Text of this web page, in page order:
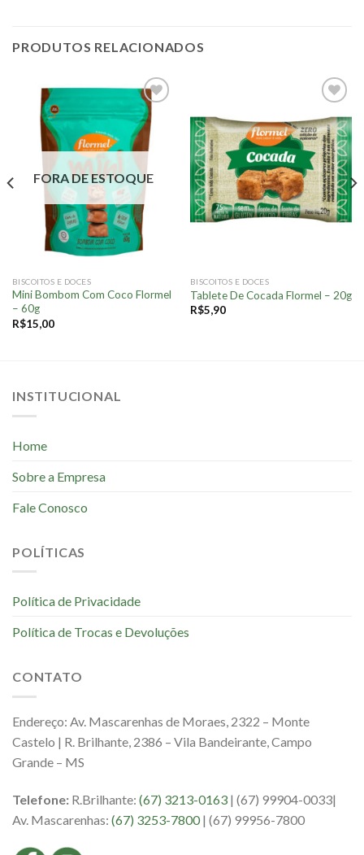
PRODUTOS RELACIONADOS
Adicionar
à lista.
FORA DE ESTOQUE
BISCOITOS E DOCES
Mini Bombom Com Coco Flormel
– 60g
R$15,00
à lista.
BISCOITOS E DOCES
Tablete De Cocada Flormel – 20g
R$5,90
INSTITUCIONAL
Home
Sobre a Empresa
Fale Conosco
POLÍTICAS
Política de Privacidade
Política de Trocas e Devoluções
CONTATO
Endereço: Av. Mascarenhas de Moraes, 2322 – Monte
Castelo | R. Brilhante, 2386 – Vila Bandeirante, Campo
Grande – MS
Telefone: R.Brilhante: (67) 3213-0163 | (67) 99904-0033|
Av. Mascarenhas: (67) 3253-7800 | (67) 99956-7800